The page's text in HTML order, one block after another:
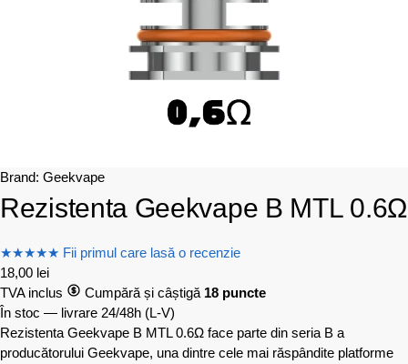
Brand: Geekvape
Rezistenta Geekvape B MTL 0.6Ω
★★★★★ Fii primul care lasă o recenzie
18,00 lei
TVA inclus
Cumpără și câștigă 18 puncte
În stoc — livrare 24/48h (L-V)
Rezistenta Geekvape B MTL 0.6Ω face parte din seria B a
producătorului Geekvape, una dintre cele mai răspândite platforme